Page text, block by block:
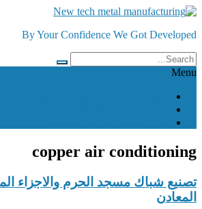
Skip
content
By Your Confidence We Got Developed
Menu
copper air conditioning
تصنيع شباك مسجد الحرم والاجزاء
المعادن